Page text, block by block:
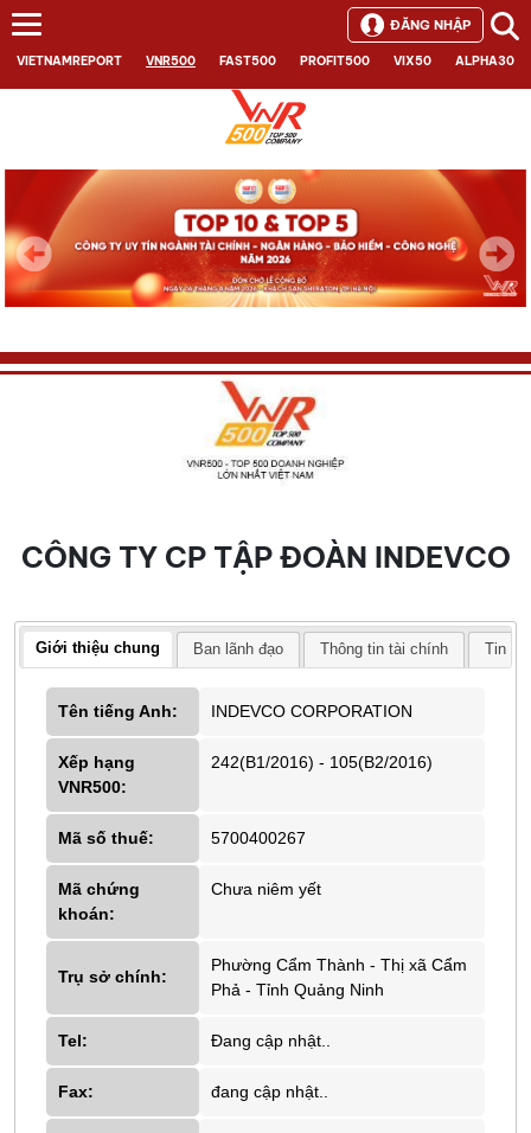
VIETNAMREPORT VNR500 FAST500 PROFIT500 VIX50 ALPHA30
ĐĂNG NHẬP
Next
CÔNG TY CP TẬP ĐOÀN INDEVCO
Giới thiệu chung Ban lãnh đạo Thông tin tài chính Tin
Tên tiếng Anh: INDEVCO CORPORATION
Xếp hạng
VNR500:
242(B1/2016) - 105(B2/2016)
Mã số thuế: 5700400267
Mã chứng
khoán:
Chưa niêm yết
Trụ sở chính:
Phường Cẩm Thành - Thị xã Cẩm
Phả - Tỉnh Quảng Ninh
Tel: Đang cập nhật..
Fax: đang cập nhật..